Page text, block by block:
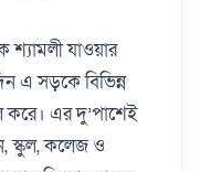
যাওয়ার
এ সড়কে বিভিন্ন
করে। এর দু’পাশেই
স্কুল, কলেজ ও